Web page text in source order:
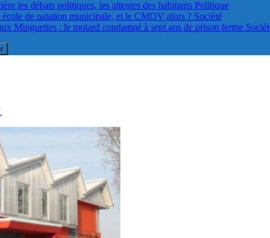
les débats politiques, les attentes des habitants Politique
de natation municipale, et le CMOV alors ? Société
Minguettes : le motard condamné à sept ans de prison ferme